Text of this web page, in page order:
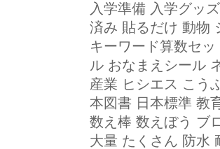
入学準備 入学グッ
済み 貼るだけ 動物
キーワード算数セ
ル おなまえシール
産業 ヒシエス こう
本図書 日本標準 教
数え棒 数えぼう ブ
大量 たくさん 防水